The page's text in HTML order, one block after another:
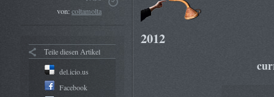
von:coltamolta
Teile diesen Artikel
del.icio.us
Facebook
2012